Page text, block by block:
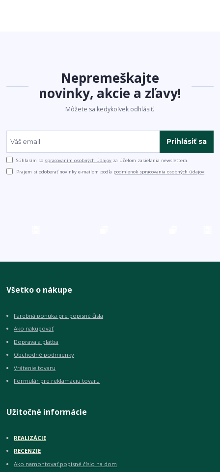
Nepremeškajte
novinky, akcie a zľavy!
Môžete sa kedykoľvek odhlásiť.
Prihlásiť sa
Súhlasím so spracovaním osobných údajov za účelom zasielania newslettera.
Prajem si odoberať novinky e-mailom podľa podmienok spracovania osobných údajov.
Všetko o nákupe
Farebná ponuka pre popisné čísla
Ako nakupovať
Doprava a platba
Obchodné podmienky
Vrátenie tovaru
Formulár pre reklamáciu tovaru
Užitočné informácie
REALIZÁCIE
RECENZIE
Ako namontovať popisné číslo na dom